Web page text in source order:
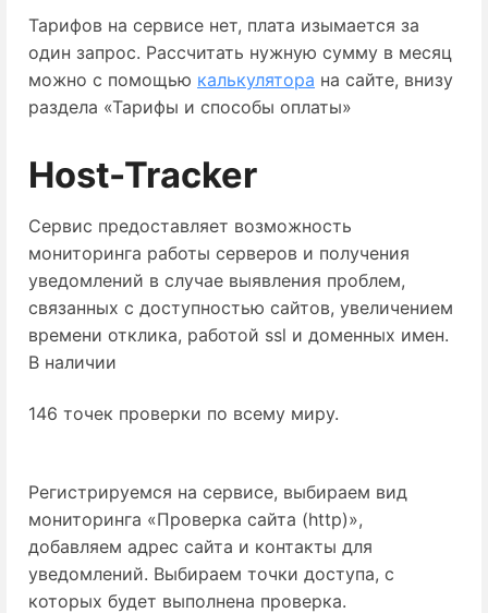
Тарифов на сервисе нет, плата изымается за
один запрос. Рассчитать нужную сумму в месяц
можно с помощью калькулятора на сайте, внизу
раздела «Тарифы и способы оплаты»
Host-Tracker
Сервис предоставляет возможность
мониторинга работы серверов и получения
уведомлений в случае выявления проблем,
связанных с доступностью сайтов, увеличением
времени отклика, работой ssl и доменных имен.
В наличии
146 точек проверки по всему миру.
Регистрируемся на сервисе, выбираем вид
мониторинга «Проверка сайта (http)»,
добавляем адрес сайта и контакты для
уведомлений. Выбираем точки доступа, с
которых будет выполнена проверка.